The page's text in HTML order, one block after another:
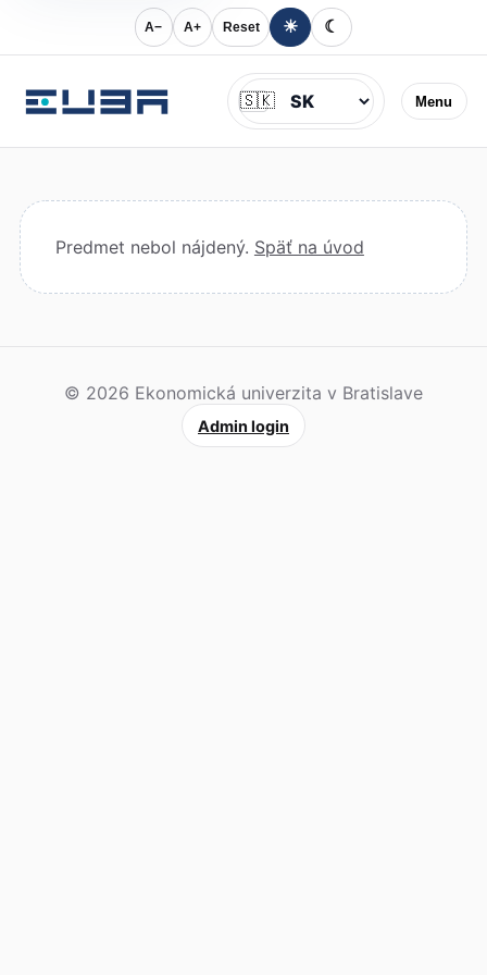
A− A+ Reset ☀ ☾
Menu
Jazyk
🇸🇰
Predmet nebol nájdený. Späť na úvod
© 2026 Ekonomická univerzita v Bratislave
Admin login